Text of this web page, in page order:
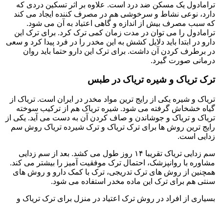
ترامادول یک مسکن ضد درد است. علاوه بر اثر تسکین دردی که
دارد، نوعی نشاط و سرخوشی هم در مصرف کننده ایجاد می کند
که سبب مصرف بیش از اندازه و گاهی اعتیاد به آن می شود.
ترامادول را می توان در مدت زمان کمی ترک کرد. برای ترک این
دارو در ابتدا باید دلایل کشش به این مخدر را در فرد پیدا کرد و سعی
در برطرف کردن آن داشت. برای ترک این دارو حتما باید روان
درمانی صورت گیرد.
ترک تریاک و شیره تریاک در طبس
تریاک و شیره یکی از رایج ترین مواد مخدر در ایران است. تریاک از
گیاه خشخاش گرفته می شود. شیره تریاک هم از ترکیب سوخته
تریاک و تریاک و جوشاندن و صاف کردن آن به دست می آید. یکی از
رایج ترین روش ها برای ترک تریاک و ترک شیرده تریاک روش سم
زدایی است.
سم زدایی تریاک تقریبا ۱۴ روز طول می کشد. بعد از سم زدایی
مشاوره با روانپزشک، احتمال ترک موفقیت آمیز را بیشتر می کند.
همچنین از روش های ترک تدریجی، ترک با کمک دارو و روش های
سنتی هم برای ترک این ماده مخدر استفاده می شود.
بسیاری از افراد در روش ترک اعتیاد در منزل برای ترک تریاک و